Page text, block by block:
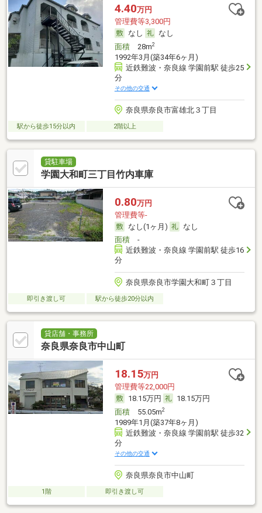
4.40万円
管理費等3,300円
なし
なし
面積28m2
1992年3月(築34年6ヶ月)
近鉄難波・奈良線 学園前駅 徒歩25
分
その他の交通
奈良県奈良市富雄北３丁目
駅から徒歩15分以内 2階以上
貸駐車場
学園大和町三丁目竹内車庫
0.80万円
管理費等-
なし(1ヶ月)
なし
面積-
近鉄難波・奈良線 学園前駅 徒歩16
分
奈良県奈良市学園大和町３丁目
即引き渡し可 駅から徒歩20分以内
貸店舗・事務所
奈良県奈良市中山町
18.15万円
管理費等22,000円
18.15万円
18.15万円
面積55.05m2
1989年1月(築37年8ヶ月)
近鉄難波・奈良線 学園前駅 徒歩32
分
その他の交通
奈良県奈良市中山町
1階 即引き渡し可